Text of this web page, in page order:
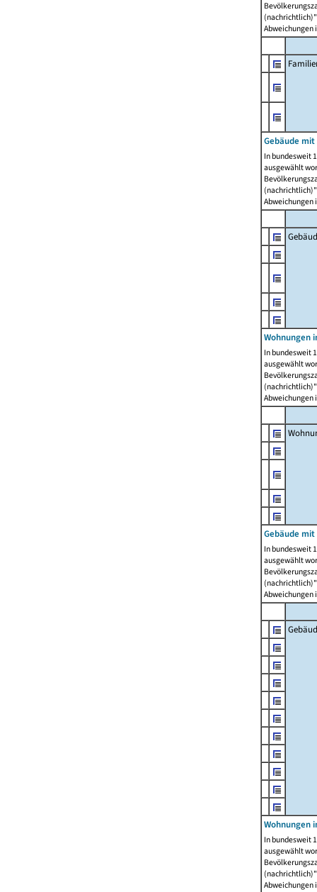
Abweichungen
Gebäude
In bundesweit
ausgewählt
Abweichungen
Wohnungen
In bundesweit
ausgewählt
Abweichungen
Gebäude
In bundesweit
ausgewählt
Abweichungen
Wohnungen
In bundesweit
ausgewählt
Abweichungen